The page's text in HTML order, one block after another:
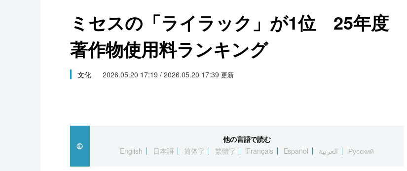
国際
社会
文化
スポーツ・東京2020
ミセスの「ライラック」が1位 25年度
著作物使用料ランキング
文化 2026.05.20 17:19 / 2026.05.20 17:39 更新
他の言語で読む
English
日本語 简体字 繁體字 Français Español العربية Русский